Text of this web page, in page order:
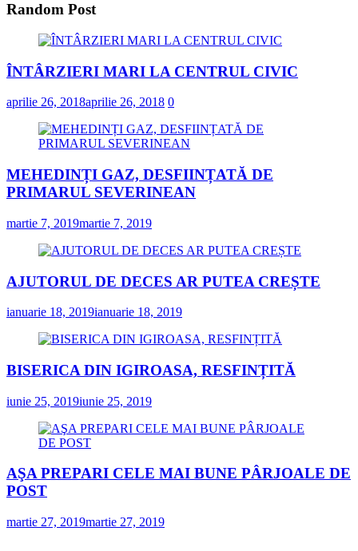
Random Post
ÎNTÂRZIERI MARI LA CENTRUL CIVIC
aprilie 26, 2018aprilie 26, 2018 0
MEHEDINȚI GAZ, DESFIINȚATĂ DE
PRIMARUL SEVERINEAN
martie 7, 2019martie 7, 2019
AJUTORUL DE DECES AR PUTEA CREȘTE
ianuarie 18, 2019ianuarie 18, 2019
BISERICA DIN IGIROASA, RESFINȚITĂ
iunie 25, 2019iunie 25, 2019
AŞA PREPARI CELE MAI BUNE PÂRJOALE DE
POST
martie 27, 2019martie 27, 2019